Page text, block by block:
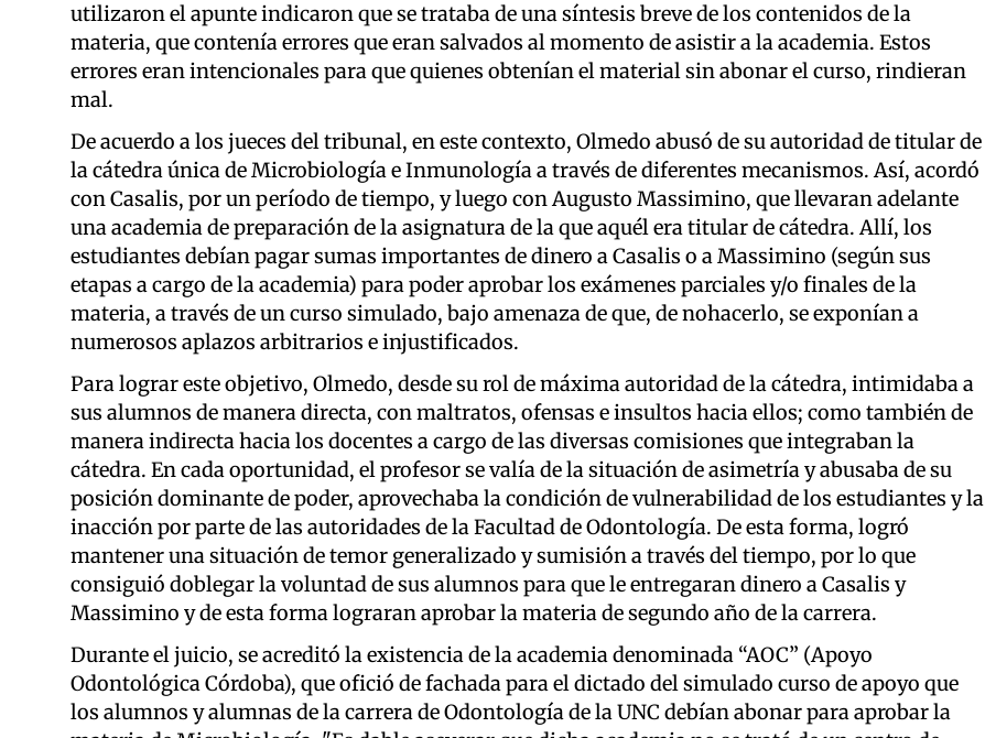
utilizaron el apunte indicaron que se trataba de una síntesis breve de los contenidos de la
materia, que contenía errores que eran salvados al momento de asistir a la academia. Estos
errores eran intencionales para que quienes obtenían el material sin abonar el curso, rindieran
mal.
De acuerdo a los jueces del tribunal, en este contexto, Olmedo abusó de su autoridad de titular de
la cátedra única de Microbiología e Inmunología a través de diferentes mecanismos. Así, acordó
con Casalis, por un período de tiempo, y luego con Augusto Massimino, que llevaran adelante
una academia de preparación de la asignatura de la que aquél era titular de cátedra. Allí, los
estudiantes debían pagar sumas importantes de dinero a Casalis o a Massimino (según sus
etapas a cargo de la academia) para poder aprobar los exámenes parciales y/o finales de la
materia, a través de un curso simulado, bajo amenaza de que, de nohacerlo, se exponían a
numerosos aplazos arbitrarios e injustificados.
Para lograr este objetivo, Olmedo, desde su rol de máxima autoridad de la cátedra, intimidaba a
sus alumnos de manera directa, con maltratos, ofensas e insultos hacia ellos; como también de
manera indirecta hacia los docentes a cargo de las diversas comisiones que integraban la
cátedra. En cada oportunidad, el profesor se valía de la situación de asimetría y abusaba de su
posición dominante de poder, aprovechaba la condición de vulnerabilidad de los estudiantes y la
inacción por parte de las autoridades de la Facultad de Odontología. De esta forma, logró
mantener una situación de temor generalizado y sumisión a través del tiempo, por lo que
consiguió doblegar la voluntad de sus alumnos para que le entregaran dinero a Casalis y
Massimino y de esta forma lograran aprobar la materia de segundo año de la carrera.
Durante el juicio, se acreditó la existencia de la academia denominada “AOC” (Apoyo
Odontológica Córdoba), que ofició de fachada para el dictado del simulado curso de apoyo que
los alumnos y alumnas de la carrera de Odontología de la UNC debían abonar para aprobar la